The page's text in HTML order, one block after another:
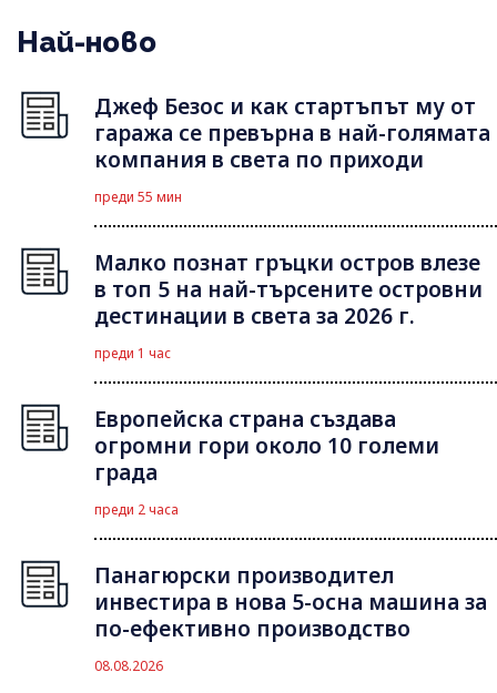
Най-ново
Джеф Безос и как стартъпът му от
гаража се превърна в най-голямата
компания в света по приходи
преди 55 мин
Малко познат гръцки остров влезе
в топ 5 на най-търсените островни
дестинации в света за 2026 г.
преди 1 час
Европейска страна създава
огромни гори около 10 големи
града
преди 2 часа
Панагюрски производител
инвестира в нова 5-осна машина за
по-ефективно производство
08.08.2026